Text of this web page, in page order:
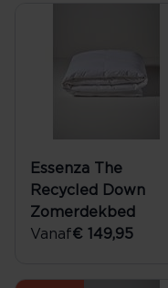
Essenza The
Recycled Down
Zomerdekbed
Vanaf€ 149,95